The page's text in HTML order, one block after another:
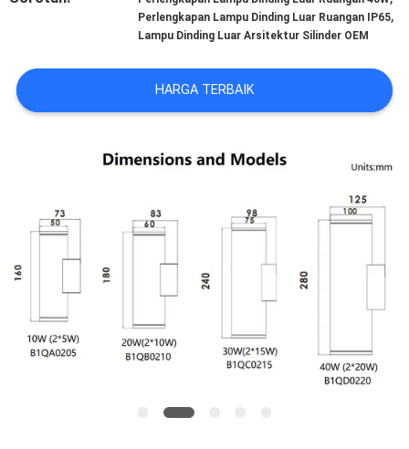
KEBIJAKAN
Perlengkapan Lampu Dinding Luar Ruangan IP65,
Lampu Dinding Luar Arsitektur Silinder OEM
HARGA TERBAIK